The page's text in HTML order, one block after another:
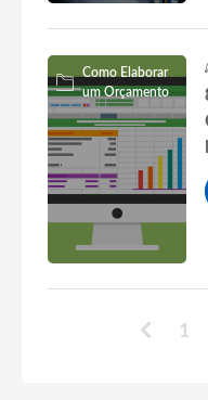
Como Elaborar
um Orçamento
1